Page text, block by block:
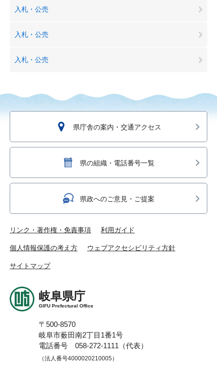
入札・公売
入札・公売
入札・公売
県庁舎の案内・交通アクセス
県の組織・電話番号一覧
県政へのご意見・ご提案
リンク・著作権・免責事項 利用ガイド
個人情報保護の考え方 ウェブアクセシビリティ方針
サイトマップ
岐阜県庁
GIFU Prefectural Office
〒500-8570
岐阜市薮田南2丁目1番1号
電話番号 058-272-1111（代表）
（法人番号4000020210005）